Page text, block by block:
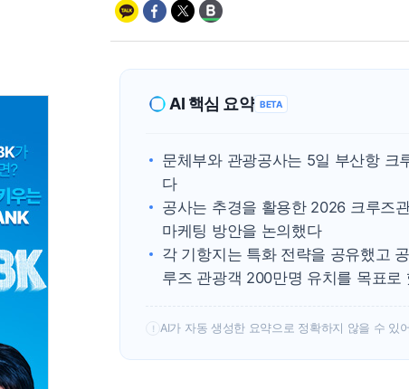
AI 핵심 요약 BETA
문체부와 관광공사는 5일 부산항 크
다
공사는 추경을 활용한 2026 크루즈
마케팅 방안을 논의했다
각 기항지는 특화 전략을 공유했고
루즈 관광객 200만명 유치를 목표로
! AI가 자동 생성한 요약으로 정확하지 않을 수 있